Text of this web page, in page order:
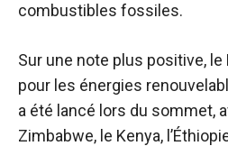
combustibles fossiles.
Sur une note plus positive,
pour les énergies
a été lancé lors du sommet,
Zimbabwe, le Kenya,